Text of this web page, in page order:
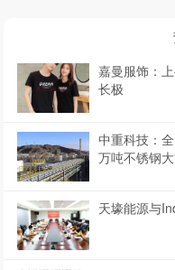
嘉曼服饰：
长极
中重科技：
万吨不锈钢
天壕能源与